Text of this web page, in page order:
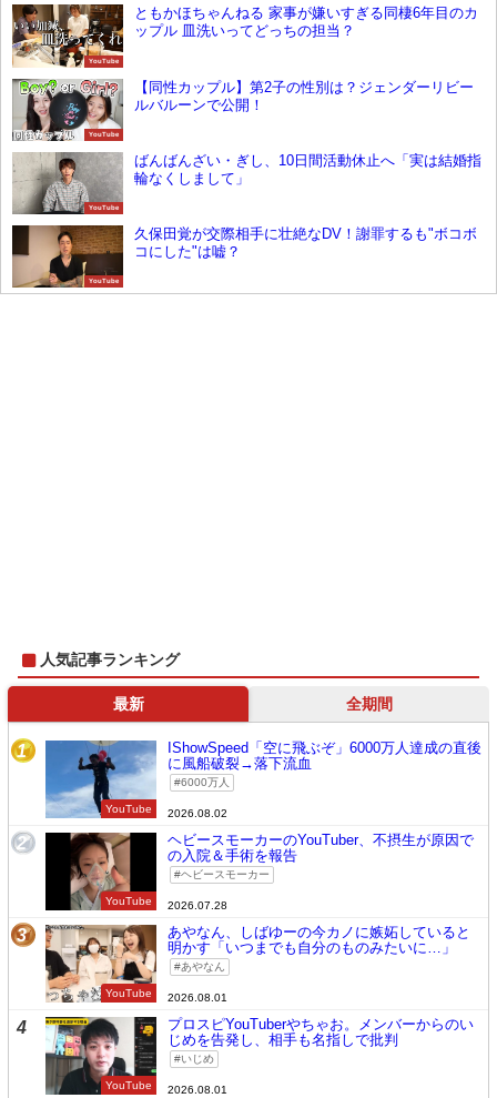
YouTube
ともかほちゃんねる 家事が嫌いすぎる同棲6年目のカ
ップル 皿洗いってどっちの担当？
YouTube
【同性カップル】第2子の性別は？ジェンダーリビー
ルバルーンで公開！
YouTube
ばんばんざい・ぎし、10日間活動休止へ「実は結婚指
輪なくしまして」
YouTube
久保田覚が交際相手に壮絶なDV！謝罪するも"ボコボ
コにした"は嘘？
人気記事ランキング
最新 全期間
1
YouTube
IShowSpeed「空に飛ぶぞ」6000万人達成の直後
に風船破裂→落下流血
6000万人
2026.08.02
2
YouTube
ヘビースモーカーのYouTuber、不摂生が原因で
の入院＆手術を報告
ヘビースモーカー
2026.07.28
3
YouTube
あやなん、しばゆーの今カノに嫉妬していると
明かす「いつまでも自分のものみたいに…」
あやなん
2026.08.01
4
YouTube
プロスピYouTuberやちゃお。メンバーからのい
じめを告発し、相手も名指しで批判
いじめ
2026.08.01